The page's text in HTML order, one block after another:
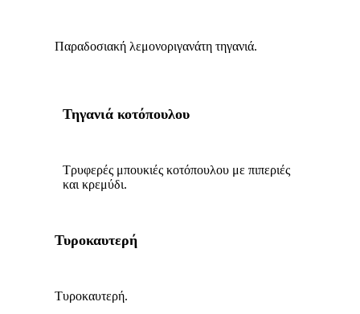
Παραδοσιακή λεμονοριγανάτη τηγανιά.
Τηγανιά κοτόπουλου
Τρυφερές μπουκιές κοτόπουλου με πιπεριές
και κρεμύδι.
Τυροκαυτερή
Τυροκαυτερή.